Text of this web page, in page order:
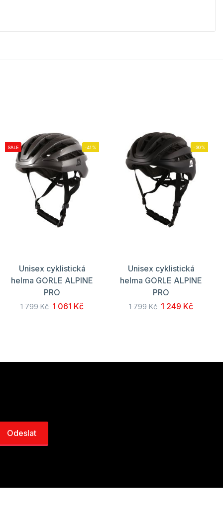
SALE -41%
Unisex cyklistická
helma GORLE ALPINE
PRO
1 799 Kč 1 061 Kč
-30%
Unisex cyklistická
helma GORLE ALPINE
PRO
1 799 Kč 1 249 Kč